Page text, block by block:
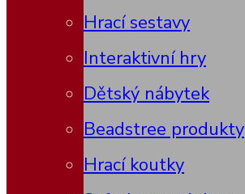
Hrací sestavy
Interaktivní hry
Dětský nábytek
Beadstree produkty
Hrací koutky